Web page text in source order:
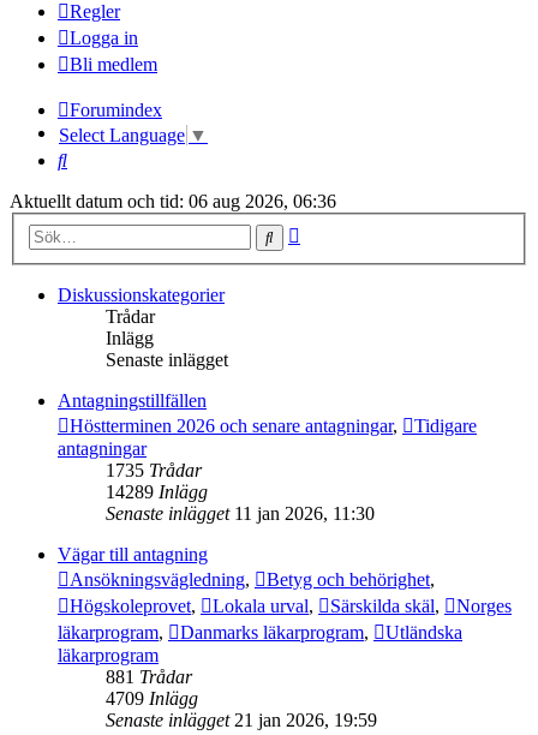
Regler
Logga in
Bli medlem
Forumindex
Select Language ▼
Sök
Aktuellt datum och tid: 06 aug 2026, 06:36
Sök
Diskussionskategorier
Trådar
Inlägg
Senaste inlägget
Antagningstillfällen
Höstterminen 2026 och senare antagningar,
Tidigare
antagningar
1735 Trådar
14289 Inlägg
Senaste inlägget 11 jan 2026, 11:30
Vägar till antagning
Ansökningsvägledning, Betyg och behörighet,
Högskoleprovet, Lokala urval, Särskilda skäl,
Norges
läkarprogram, Danmarks läkarprogram,
Utländska
läkarprogram
881 Trådar
4709 Inlägg
Senaste inlägget 21 jan 2026, 19:59